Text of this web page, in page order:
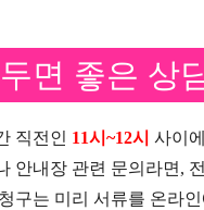
면 좋은 상
직전인 11시~12시 사이
안내장 관련 문의라면,
구는 미리 서류를 온라